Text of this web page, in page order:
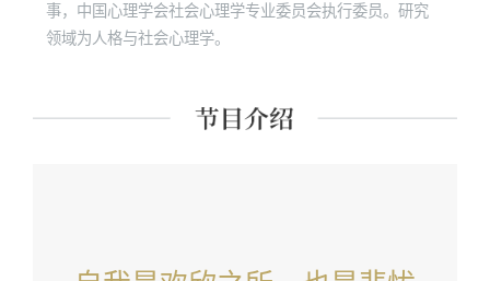
事，中国心理学会社会心理学专业委员会执行委员。研究
领域为人格与社会心理学。